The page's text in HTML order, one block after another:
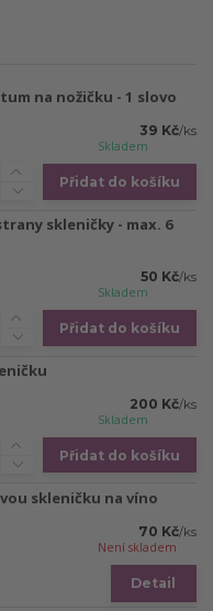
na nožičku - 1 slovo
39 Kč/ks
Skladem
Přidat do košíku
skleničky - max. 6
50 Kč/ks
Skladem
Přidat do košíku
200 Kč/ks
Skladem
Přidat do košíku
skleničku na víno
70 Kč/ks
Není skladem
Detail